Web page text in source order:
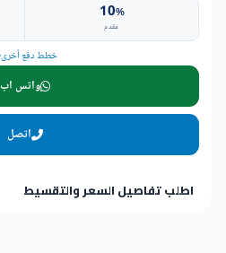
10%
مقدم
خطط دفع أخرى
واتس اب
اتصل
اطلب تفاصيل السعر والتقسيط